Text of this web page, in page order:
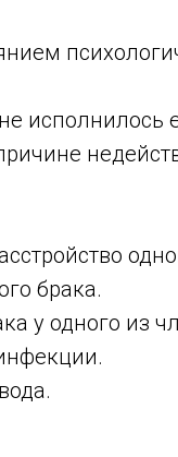
исполнилось
брака.
у одного из